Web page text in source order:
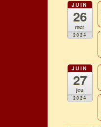
JUIN
26
mer
2024
JUIN
27
jeu
2024